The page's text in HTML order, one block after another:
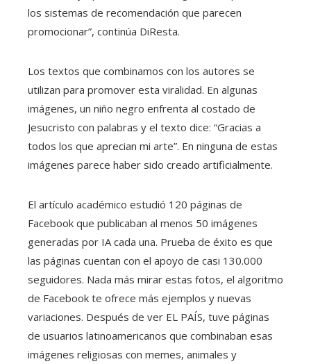
los sistemas de recomendación que parecen
promocionar”, continúa DiResta.
Los textos que combinamos con los autores se
utilizan para promover esta viralidad. En algunas
imágenes, un niño negro enfrenta al costado de
Jesucristo con palabras y el texto dice: “Gracias a
todos los que aprecian mi arte”. En ninguna de estas
imágenes parece haber sido creado artificialmente.
El artículo académico estudió 120 páginas de
Facebook que publicaban al menos 50 imágenes
generadas por IA cada una. Prueba de éxito es que
las páginas cuentan con el apoyo de casi 130.000
seguidores. Nada más mirar estas fotos, el algoritmo
de Facebook te ofrece más ejemplos y nuevas
variaciones. Después de ver EL PAÍS, tuve páginas
de usuarios latinoamericanos que combinaban esas
imágenes religiosas con memes, animales y